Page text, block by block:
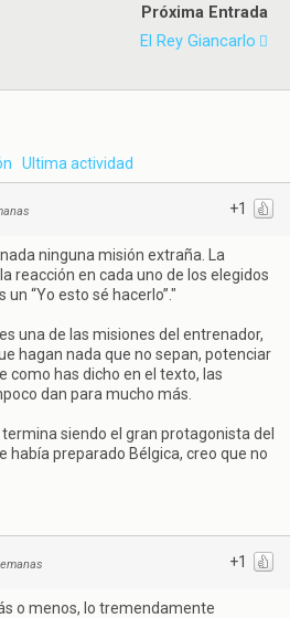
Próxima Entrada
El Rey Giancarlo
Ultima actividad
+1
ninguna misión extraña. La
reacción en cada uno de los elegidos
“Yo esto sé hacerlo”."
una de las misiones del entrenador,
hagan nada que no sepan, potenciar
como has dicho en el texto, las
dan para mucho más.
siendo el gran protagonista del
había preparado Bélgica, creo que no
+1
o menos, lo tremendamente